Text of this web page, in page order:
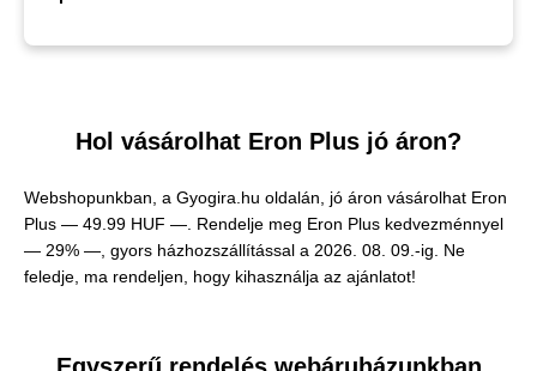
Hol vásárolhat Eron Plus jó áron?
Webshopunkban, a Gyogira.hu oldalán, jó áron vásárolhat Eron
Plus — 49.99 HUF — . Rendelje meg Eron Plus kedvezménnyel
— 29% —, gyors házhozszállítással a 2026. 08. 09.-ig. Ne
feledje, ma rendeljen, hogy kihasználja az ajánlatot!